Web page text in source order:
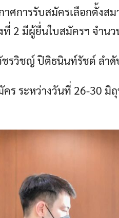
าศการรับสมัครเลือกตั้งส
ที่ 2 มีผู้ยื่นใบสมัครฯ จำนว
ชรวิชญ์ ปิติธนินท์รัชต์ ลำ
ร ระหว่างวันที่ 26-30 มิ